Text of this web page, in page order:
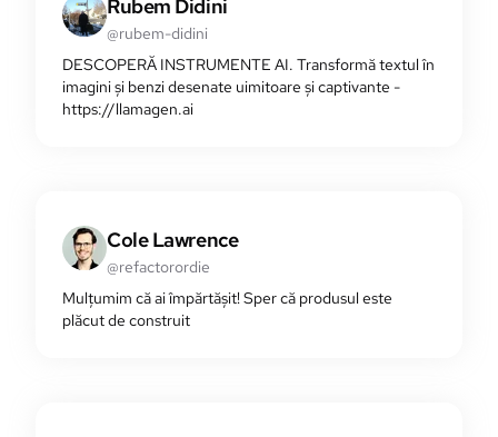
Rubem Didini
@rubem-didini
DESCOPERĂ INSTRUMENTE AI. Transformă textul în
imagini și benzi desenate uimitoare și captivante -
https://llamagen.ai
Cole Lawrence
@refactorordie
Mulțumim că ai împărtășit! Sper că produsul este
plăcut de construit